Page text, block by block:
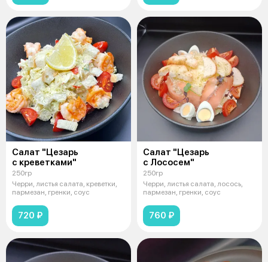
Салат "Цезарь
с креветками"
250гр
Черри, листья салата, креветки,
пармезан, гренки, соус
720 ₽
Салат "Цезарь
с Лососем"
250гр
Черри, листья салата, лосось,
пармезан, гренки, соус
760 ₽